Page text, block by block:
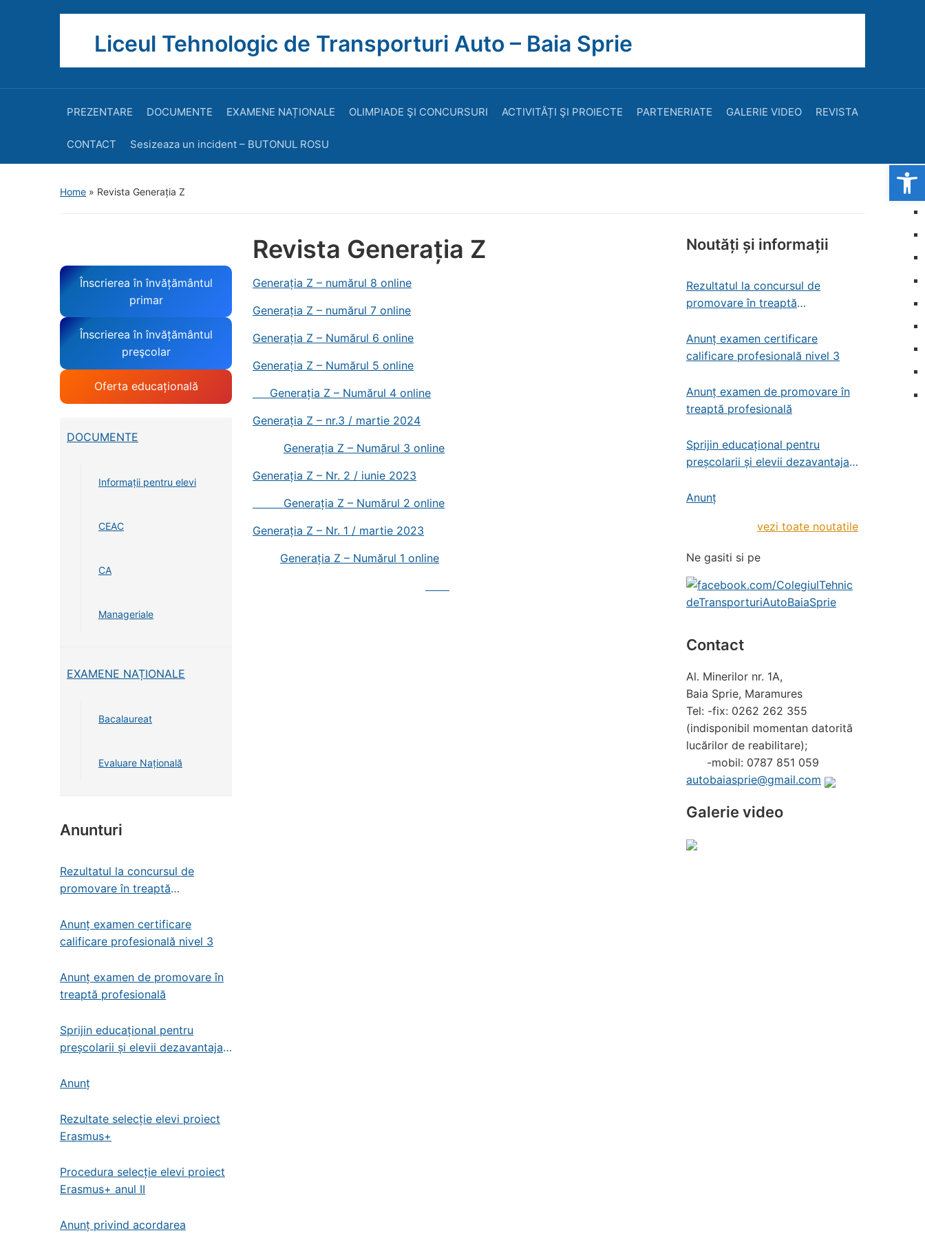
Liceul Tehnologic de Transporturi Auto – Baia Sprie
PREZENTARE DOCUMENTE EXAMENE NAȚIONALE OLIMPIADE ŞI CONCURSURI ACTIVITĂȚI ŞI PROIECTE PARTENERIATE GALERIE VIDEO REVISTA
CONTACT Sesizeaza un incident – BUTONUL ROSU
Home » Revista Generația Z
Înscrierea în învățământul
primar
Înscrierea în învățământul
preşcolar
Oferta educațională
DOCUMENTE
Informații pentru elevi
CEAC
CA
Manageriale
EXAMENE NAȚIONALE
Bacalaureat
Evaluare Națională
Anunturi
Rezultatul la concursul de
promovare în treaptă
patrimoniu
Anunț examen certificare
calificare profesională nivel 3
Anunț examen de promovare în
treaptă profesională
Sprijin educațional pentru
preșcolarii și elevii dezavantajați
preșcolar, primar și gimnazial
Anunț
Rezultate selecție elevi proiect
Erasmus+
Procedura selecție elevi proiect
Erasmus+ anul II
Anunț privind acordarea
Revista Generația Z
Generația Z – numărul 8 online
Generația Z – numărul 7 online
Generația Z – Numărul 6 online
Generația Z – Numărul 5 online
Generația Z – Numărul 4 online
Generația Z – nr.3 / martie 2024
Generația Z – Numărul 3 online
Generația Z – Nr. 2 / iunie 2023
Generația Z – Numărul 2 online
Generația Z – Nr. 1 / martie 2023
Generația Z – Numărul 1 online
Noutăți și informații
Rezultatul la concursul de
promovare în treaptă
patrimoniu
Anunț examen certificare
calificare profesională nivel 3
Anunț examen de promovare în
treaptă profesională
Sprijin educațional pentru
preșcolarii și elevii dezavantajați
preșcolar, primar și gimnazial
Anunț
vezi toate noutatile
Ne gasiti si pe
Contact
Al. Minerilor nr. 1A,
Baia Sprie, Maramures
Tel: -fix: 0262 262 355
(indisponibil momentan datorită
lucărilor de reabilitare);
-mobil: 0787 851 059
autobaiasprie@gmail.com
Galerie video